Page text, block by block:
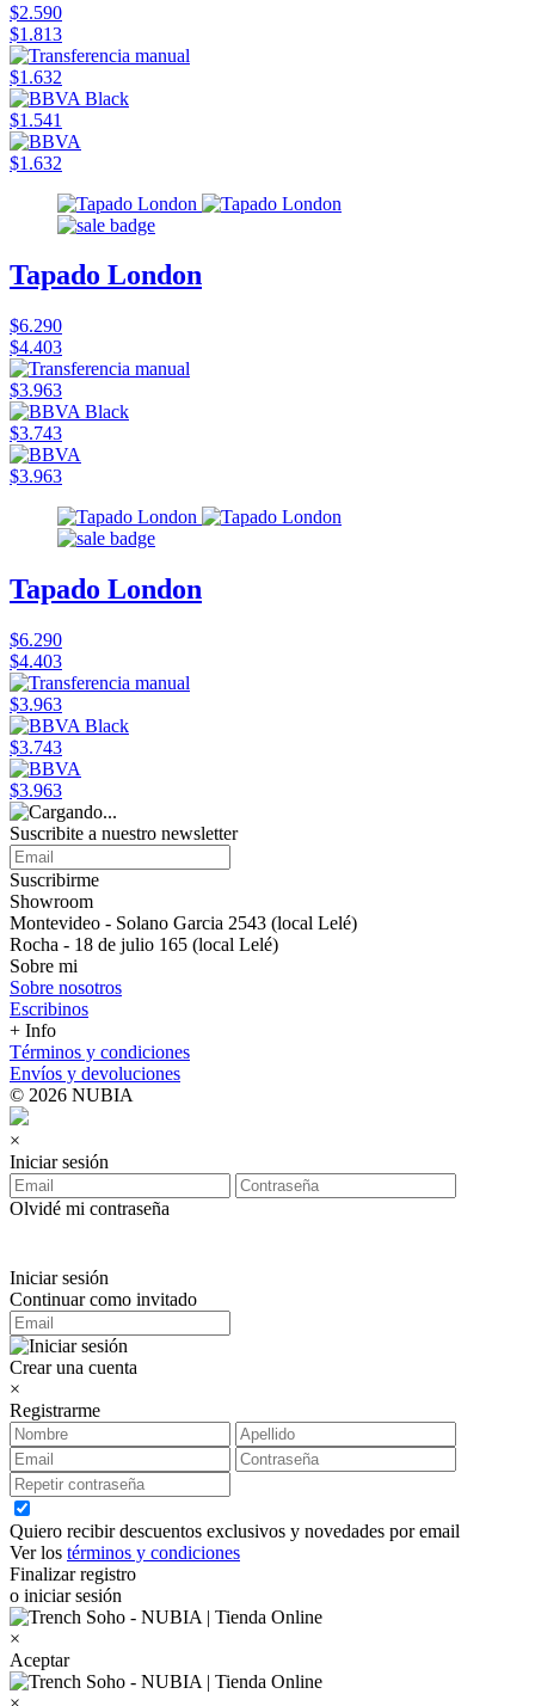
$2.590
$1.813
$1.632
$1.541
$1.632
Tapado London
$6.290
$4.403
$3.963
$3.743
$3.963
Tapado London
$6.290
$4.403
$3.963
$3.743
$3.963
Suscribite a nuestro newsletter
Suscribirme
Showroom
Montevideo - Solano Garcia 2543 (local Lelé)
Rocha - 18 de julio 165 (local Lelé)
Sobre mi
Sobre nosotros
Escribinos
+ Info
Términos y condiciones
Envíos y devoluciones
© 2026 NUBIA
×
Iniciar sesión
Olvidé mi contraseña
Iniciar sesión
Continuar como invitado
Crear una cuenta
×
Registrarme
Quiero recibir descuentos exclusivos y novedades por email
Ver los términos y condiciones
Finalizar registro
o iniciar sesión
×
Aceptar